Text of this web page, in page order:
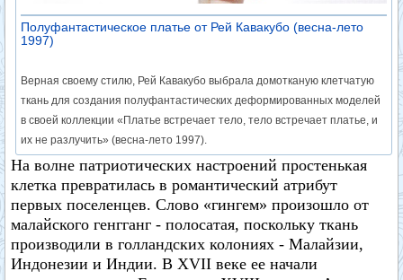
Полуфантастическое платье от Рей Кавакубо (весна-лето
1997)
Верная своему стилю, Рей Кавакубо выбрала домотканую клетчатую
ткань для создания полуфантастических деформированных моделей
в своей коллекции «Платье встречает тело, тело встречает платье, и
их не разлучить» (весна-лето 1997).
На волне патриотических настроений простенькая
клетка превратилась в романтический атрибут
первых поселенцев. Слово «гингем» произошло от
малайского генгганг - полосатая, поскольку ткань
производили в голландских колониях - Малайзии,
Индонезии и Индии. В XVII веке ее начали